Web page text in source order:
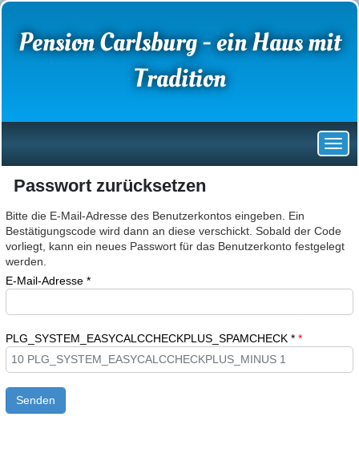
Pension Carlsburg - ein Haus mit
Tradition
Passwort zurücksetzen
Bitte die E-Mail-Adresse des Benutzerkontos eingeben. Ein
Bestätigungscode wird dann an diese verschickt. Sobald der Code
vorliegt, kann ein neues Passwort für das Benutzerkonto festgelegt
werden.
E-Mail-Adresse *
PLG_SYSTEM_EASYCALCCHECKPLUS_SPAMCHECK *
Senden